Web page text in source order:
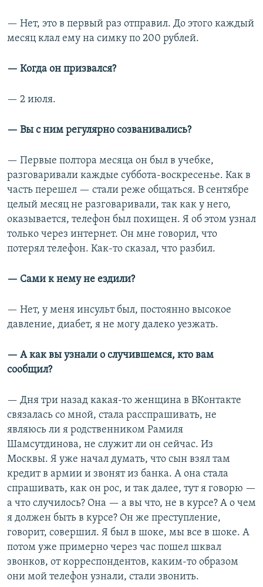
— Нет, это в первый раз отправил. До этого каждый
месяц клал ему на симку по 200 рублей.
— Когда он призвался?
— 2 июля.
— Вы с ним регулярно созванивались?
— Первые полтора месяца он был в учебке,
разговаривали каждые суббота-воскресенье. Как в
часть перешел — стали реже общаться. В сентябре
целый месяц не разговаривали, так как у него,
оказывается, телефон был похищен. Я об этом узнал
только через интернет. Он мне говорил, что
потерял телефон. Как-то сказал, что разбил.
— Сами к нему не ездили?
— Нет, у меня инсульт был, постоянно высокое
давление, диабет, я не могу далеко уезжать.
— А как вы узнали о случившемся, кто вам
сообщил?
— Дня три назад какая-то женщина в ВКонтакте
связалась со мной, стала расспрашивать, не
являюсь ли я родственником Рамиля
Шамсутдинова, не служит ли он сейчас. Из
Москвы. Я уже начал думать, что сын взял там
кредит в армии и звонят из банка. А она стала
спрашивать, как он рос, и так далее, тут я говорю —
а что случилось? Она — а вы что, не в курсе? А о чем
я должен быть в курсе? Он же преступление,
говорит, совершил. Я был в шоке, мы все в шоке. А
потом уже примерно через час пошел шквал
звонков, от корреспондентов, каким-то образом
они мой телефон узнали, стали звонить.